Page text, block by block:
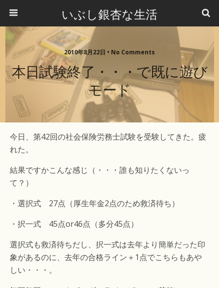
いぶし銀杏な生活
2010年8月22日 • No Comments
本日試験終了・・・で既に遊び
モード
今日、第42回の社会保険労務士試験を受験してきた。疲
れた。
結果ですかこんな感じ（・・・誰も知りたくないっ
て？）
・選択式 27点（厚生年金2点のため救済待ち）
・択一式 45点or46点（多分45点）
選択式も救済待ちだし、択一式は去年より簡単だった印
象があるのに、去年の合格ライン＋1点でこちらもあや
しい・・・。